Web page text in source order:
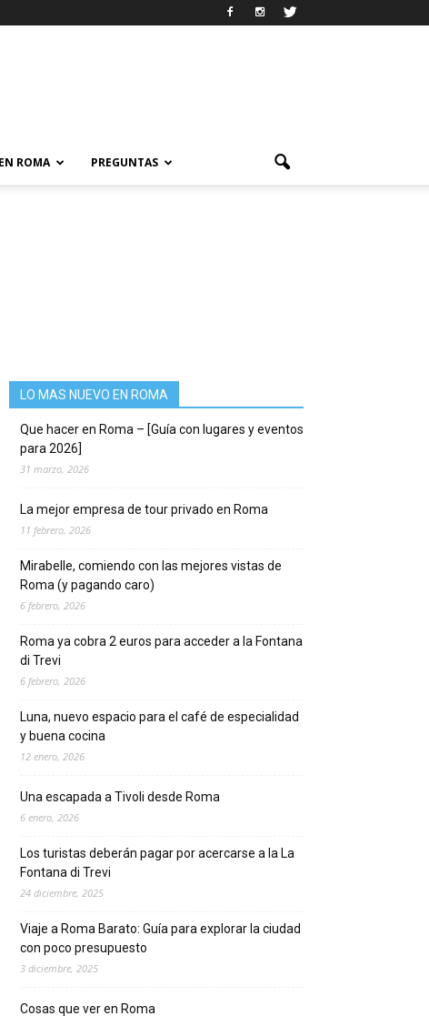
ROMA PREGUNTAS
LO MAS NUEVO EN ROMA
Que hacer en Roma – [Guía con lugares y eventos
para 2026]
31 marzo, 2026
La mejor empresa de tour privado en Roma
11 febrero, 2026
Mirabelle, comiendo con las mejores vistas de
Roma (y pagando caro)
6 febrero, 2026
Roma ya cobra 2 euros para acceder a la Fontana
di Trevi
6 febrero, 2026
Luna, nuevo espacio para el café de especialidad
y buena cocina
12 enero, 2026
Una escapada a Tivoli desde Roma
6 enero, 2026
Los turistas deberán pagar por acercarse a la La
Fontana di Trevi
24 diciembre, 2025
Viaje a Roma Barato: Guía para explorar la ciudad
con poco presupuesto
3 diciembre, 2025
Cosas que ver en Roma